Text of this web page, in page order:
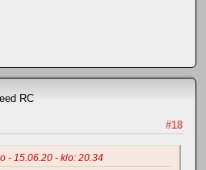
RC
#18
- 15.06.20 - klo: 20.34